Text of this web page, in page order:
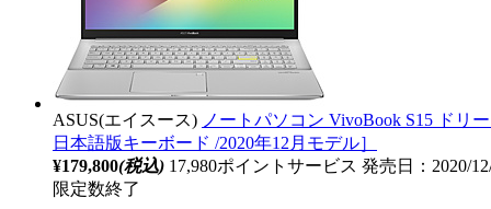
ASUS(エイスース) ノートパソコン VivoBook S15 ドリ
日本語版キーボード /2020年12月モデル］
¥179,800(税込) 17,980ポイントサービス 発売日：2020/
限定数終了